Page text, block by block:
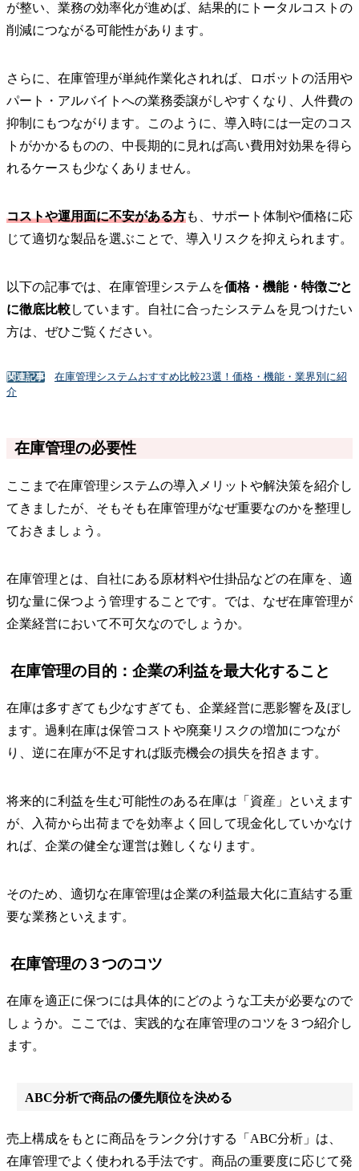
が整い、業務の効率化が進めば、結果的にトータルコストの
削減につながる可能性があります。
さらに、在庫管理が単純作業化されれば、ロボットの活用や
パート・アルバイトへの業務委譲がしやすくなり、人件費の
抑制にもつながります。このように、導入時には一定のコス
トがかかるものの、中長期的に見れば高い費用対効果を得ら
れるケースも少なくありません。
コストや運用面に不安がある方も、サポート体制や価格に応
じて適切な製品を選ぶことで、導入リスクを抑えられます。
以下の記事では、在庫管理システムを価格・機能・特徴ごと
に徹底比較しています。自社に合ったシステムを見つけたい
方は、ぜひご覧ください。
関連記事
在庫管理システムおすすめ比較23選！価格・機能・業界別に紹
介
在庫管理の必要性
ここまで在庫管理システムの導入メリットや解決策を紹介し
てきましたが、そもそも在庫管理がなぜ重要なのかを整理し
ておきましょう。
在庫管理とは、自社にある原材料や仕掛品などの在庫を、適
切な量に保つよう管理することです。では、なぜ在庫管理が
企業経営において不可欠なのでしょうか。
在庫管理の目的：企業の利益を最大化すること
在庫は多すぎても少なすぎても、企業経営に悪影響を及ぼし
ます。過剰在庫は保管コストや廃棄リスクの増加につなが
り、逆に在庫が不足すれば販売機会の損失を招きます。
将来的に利益を生む可能性のある在庫は「資産」といえます
が、入荷から出荷までを効率よく回して現金化していかなけ
れば、企業の健全な運営は難しくなります。
そのため、適切な在庫管理は企業の利益最大化に直結する重
要な業務といえます。
在庫管理の３つのコツ
在庫を適正に保つには具体的にどのような工夫が必要なので
しょうか。ここでは、実践的な在庫管理のコツを３つ紹介し
ます。
ABC分析で商品の優先順位を決める
売上構成をもとに商品をランク分けする「ABC分析」は、
在庫管理でよく使われる手法です。商品の重要度に応じて発